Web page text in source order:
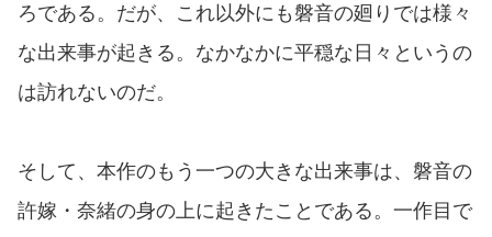
ろである。だが、これ以外にも磐音の廻りでは様々
な出来事が起きる。なかなかに平穏な日々というの
は訪れないのだ。
そして、本作のもう一つの大きな出来事は、磐音の
許嫁・奈緒の身の上に起きたことである。一作目で